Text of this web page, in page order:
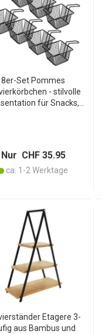
8er-Set Pommes
- stilvolle
für Snacks,
Nur CHF 35.95
ca. 1-2 Werktage
Etagere 3-
aus Bambus und